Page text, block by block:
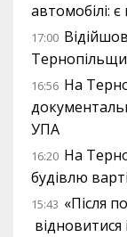
автомобілі:
17:00
16:56 На
УПА
16:20 На
будівлю
15:43 «Після